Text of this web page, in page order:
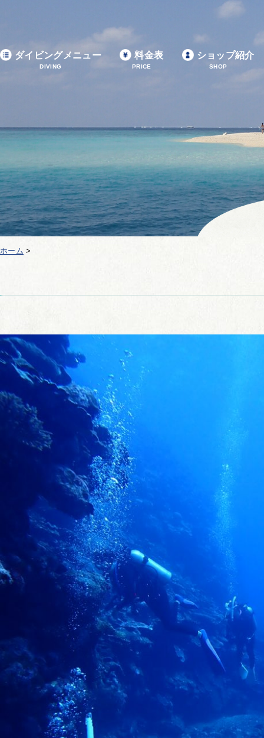
ダイビングメニュー
DIVING
料金表
PRICE
ショップ紹介
SHOP
ホーム >